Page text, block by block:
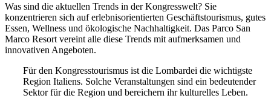
Was sind die aktuellen Trends in der Kongresswelt? Sie
konzentrieren sich auf erlebnisorientierten Geschäftstourismus, gutes
Essen, Wellness und ökologische Nachhaltigkeit. Das Parco San
Marco Resort vereint alle diese Trends mit aufmerksamen und
innovativen Angeboten.
Für den Kongresstourismus ist die Lombardei die wichtigste
Region Italiens. Solche Veranstaltungen sind ein bedeutender
Sektor für die Region und bereichern ihr kulturelles Leben.